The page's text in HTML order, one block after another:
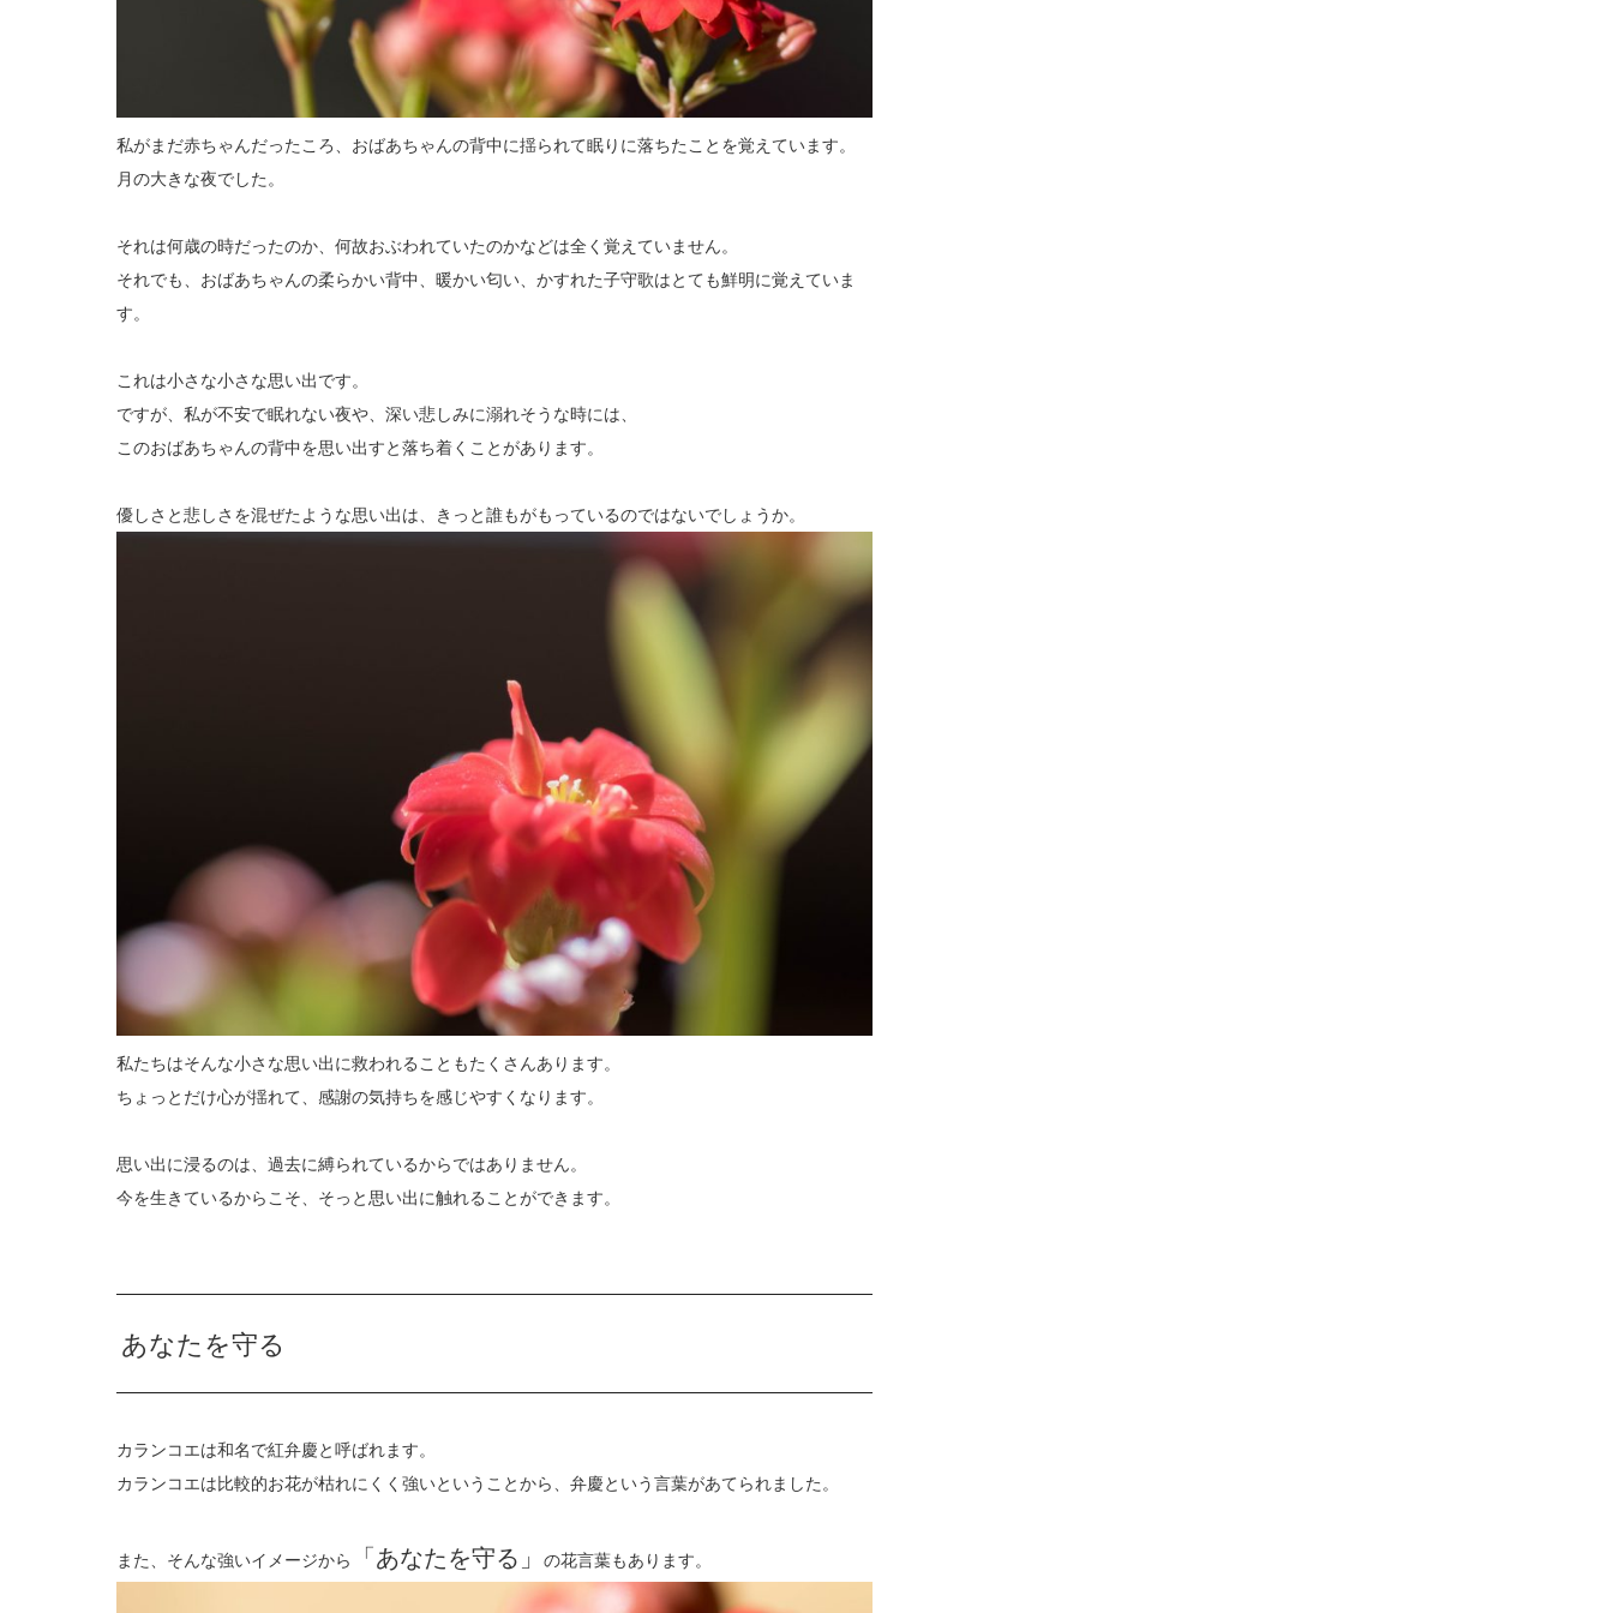
私がまだ赤ちゃんだったころ、おばあちゃんの背中に揺られて眠りに落ちたことを覚えています。
月の大きな夜でした。
それは何歳の時だったのか、何故おぶわれていたのかなどは全く覚えていません。
それでも、おばあちゃんの柔らかい背中、暖かい匂い、かすれた子守歌はとても鮮明に覚えていま
す。
これは小さな小さな思い出です。
ですが、私が不安で眠れない夜や、深い悲しみに溺れそうな時には、
このおばあちゃんの背中を思い出すと落ち着くことがあります。
優しさと悲しさを混ぜたような思い出は、きっと誰もがもっているのではないでしょうか。
私たちはそんな小さな思い出に救われることもたくさんあります。
ちょっとだけ心が揺れて、感謝の気持ちを感じやすくなります。
思い出に浸るのは、過去に縛られているからではありません。
今を生きているからこそ、そっと思い出に触れることができます。
あなたを守る
カランコエは和名で紅弁慶と呼ばれます。
カランコエは比較的お花が枯れにくく強いということから、弁慶という言葉があてられました。
また、そんな強いイメージから 「あなたを守る」 の花言葉もあります。